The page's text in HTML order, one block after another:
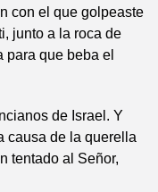
con el que golpeaste
junto a la roca de
para que beba el
de Israel. Y
causa de la querella
tentado al Señor,